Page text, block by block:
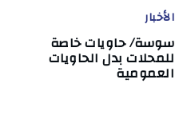
الأخبار
سوسة/ حاويات خاصة
للمحلات بدل الحاويات
العمومية